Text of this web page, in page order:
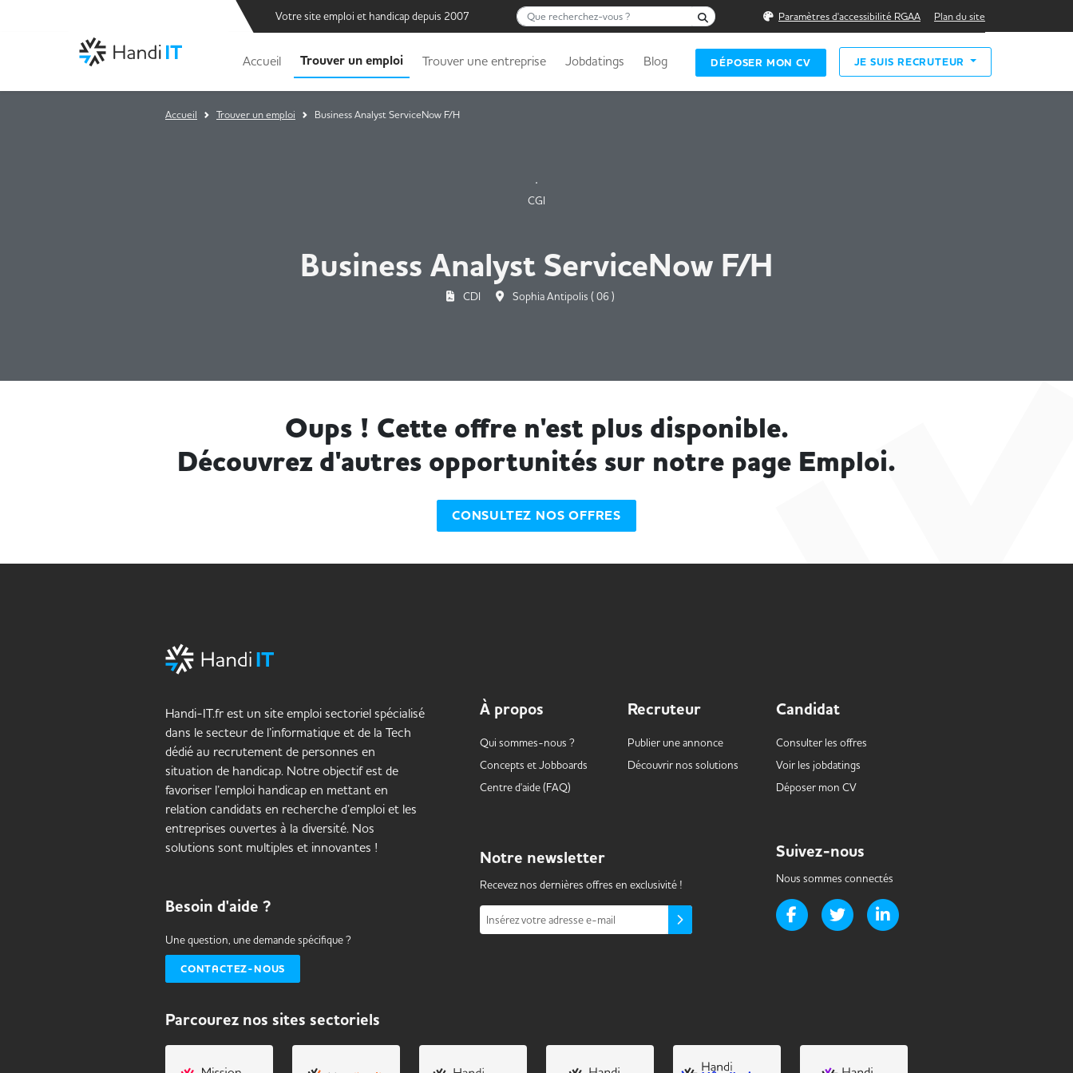
Votre site emploi et handicap depuis 2007 Que recherchez-vous ? Rechercher Paramètres d'accessibilité RGAA Plan du site
Accueil Trouver un emploi Trouver une entreprise Jobdatings Blog DÉPOSER MON CV JE SUIS RECRUTEUR
Accueil Trouver un emploi Business Analyst ServiceNow F/H
CGI
Business Analyst ServiceNow F/H
CDI Sophia Antipolis ( 06 )
Oups ! Cette offre n'est plus disponible.
Découvrez d'autres opportunités sur notre page Emploi.
CONSULTEZ NOS OFFRES
Handi-IT.fr est un site emploi sectoriel spécialisé
dans le secteur de l’informatique et de la Tech
dédié au recrutement de personnes en
situation de handicap. Notre objectif est de
favoriser l’emploi handicap en mettant en
relation candidats en recherche d’emploi et les
entreprises ouvertes à la diversité. Nos
solutions sont multiples et innovantes !
Besoin d'aide ?
Une question, une demande spécifique ?
CONTACTEZ-NOUS
À propos
Qui sommes-nous ?
Concepts etJobboards
Centre d'aide (FAQ)
Recruteur
Publier une annonce
Découvrir nos solutions
Candidat
Consulter les offres
Voir les jobdatings
Déposer mon CV
Notre newsletter
Recevez nos dernières offres en exclusivité !
Insérez votre adresse e-mail
Suivez-nous
Nous sommes connectés
Page Facebook de Handi-it
Page Twitter de Handi-it
Parcourez nos sites sectoriels